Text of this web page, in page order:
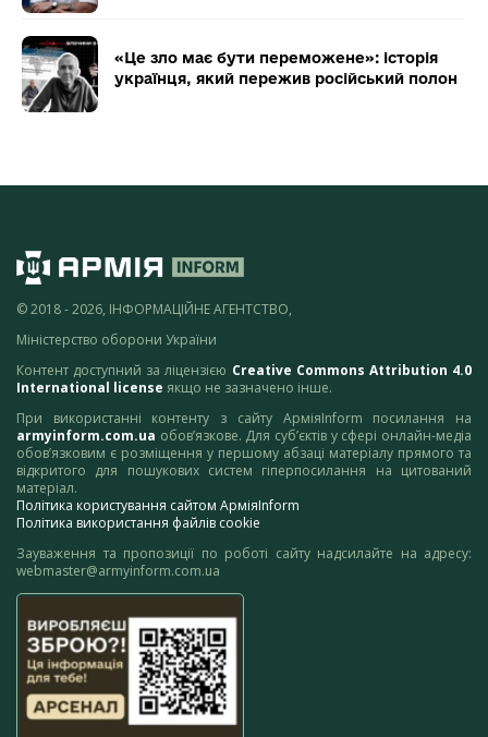
«Це зло має бути переможене»: історія
українця, який пережив російський полон
© 2018 - 2026, ІНФОРМАЦІЙНЕ АГЕНТСТВО,
Міністерство оборони України
Контент доступний за ліцензією Creative Commons Attribution 4.0
International license якщо не зазначено інше.
При використанні контенту з сайту АрміяInform посилання на
armyinform.com.ua обов’язкове. Для суб’єктів у сфері онлайн-медіа
обов’язковим є розміщення у першому абзаці матеріалу прямого та
відкритого для пошукових систем гіперпосилання на цитований
матеріал.
Політика користування сайтом АрміяInform
Політика використання файлів cookie
Зауваження та пропозиції по роботі сайту надсилайте на адресу:
webmaster@armyinform.com.ua